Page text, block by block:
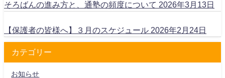
そろばんの進み方と、通塾の頻度について 2026年3月13日
【保護者の皆様へ】３月のスケジュール 2026年2月24日
カテゴリー
お知らせ